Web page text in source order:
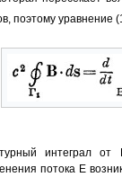
поэтому уравнение
интеграл
потока Е